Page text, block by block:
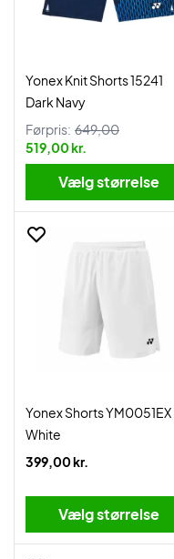
Yonex Knit Shorts 15241
Dark Navy
Førpris: 649,00
519,00 kr.
Vælg størrelse
Yonex Shorts YM0051EX
White
399,00 kr.
Vælg størrelse